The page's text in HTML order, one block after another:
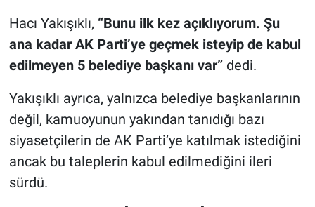
Hacı Yakışıklı, “Bunu ilk kez açıklıyorum. Şu
ana kadar AK Parti’ye geçmek isteyip de kabul
edilmeyen 5 belediye başkanı var”dedi.
Yakışıklı ayrıca, yalnızca belediye başkanlarının
değil, kamuoyunun yakından tanıdığı bazı
siyasetçilerin de AK Parti’ye katılmak istediğini
ancak bu taleplerin kabul edilmediğini ileri
sürdü.